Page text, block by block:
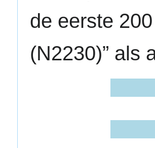
de eerste
(N2230)” als